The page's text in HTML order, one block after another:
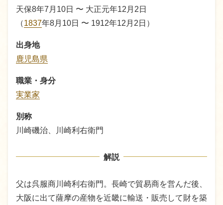
天保8年7月10日 〜 大正元年12月2日
（1837年8月10日 〜 1912年12月2日）
出身地
鹿児島県
職業・身分
実業家
別称
川崎磯治、川崎利右衛門
解説
父は呉服商川崎利右衛門。長崎で貿易商を営んだ後、
大阪に出て薩摩の産物を近畿に輸送・販売して財を築